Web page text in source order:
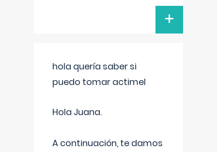
+
hola quería saber si
puedo tomar actimel
Hola Juana.
A continuación, te damos